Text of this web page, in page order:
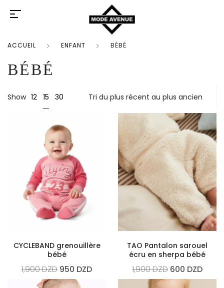
ACCUEIL ENFANT BÉBÉ
BÉBÉ
Show 12 15 30
CYCLEBAND grenouillère
bébé
1,900DZD 950 DZD
TAO Pantalon sarouel
écru en sherpa bébé
1,900DZD 600 DZD